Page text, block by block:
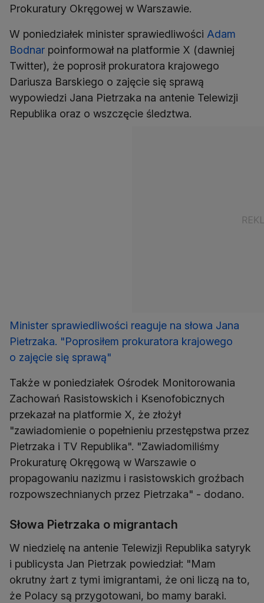
Prokuratury Okręgowej w Warszawie.
W poniedziałek minister sprawiedliwości Adam
Bodnar poinformował na platformie X (dawniej
Twitter), że poprosił prokuratora krajowego
Dariusza Barskiego o zajęcie się sprawą
wypowiedzi Jana Pietrzaka na antenie Telewizji
Republika oraz o wszczęcie śledztwa.
Minister sprawiedliwości reaguje na słowa Jana
Pietrzaka. "Poprosiłem prokuratora krajowego
o zajęcie się sprawą"
Także w poniedziałek Ośrodek Monitorowania
Zachowań Rasistowskich i Ksenofobicznych
przekazał na platformie X, że złożył
"zawiadomienie o popełnieniu przestępstwa przez
Pietrzaka i TV Republika". "Zawiadomiliśmy
Prokuraturę Okręgową w Warszawie o
propagowaniu nazizmu i rasistowskich groźbach
rozpowszechnianych przez Pietrzaka" - dodano.
Słowa Pietrzaka o migrantach
W niedzielę na antenie Telewizji Republika satyryk
i publicysta Jan Pietrzak powiedział: "Mam
okrutny żart z tymi imigrantami, że oni liczą na to,
że Polacy są przygotowani, bo mamy baraki.